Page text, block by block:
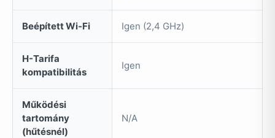
Beépített Wi-Fi Igen (2,4 GHz)
H-Tarifa
kompatibilitás
Igen
Működési
tartomány
(hűtésnél)
N/A